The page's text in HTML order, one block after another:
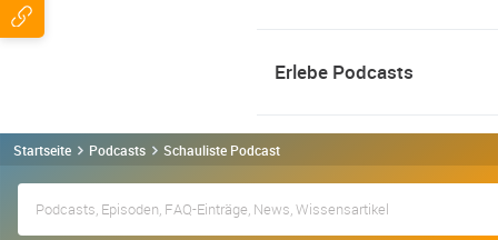
Erlebe Podcasts
Startseite Podcasts Schauliste Podcast